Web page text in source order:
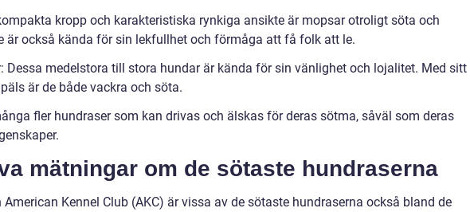
kropp och karakteristiska rynkiga ansikte är mopsar otroligt söta och
är också kända för sin lekfullhet och förmåga att få folk att le.
Dessa medelstora till stora hundar är kända för sin vänlighet och lojalitet. Med sitt
är de både vackra och söta.
fler hundraser som kan drivas och älskas för deras sötma, såväl som deras
mätningar om de sötaste hundraserna
Kennel Club (AKC) är vissa av de sötaste hundraserna också bland de